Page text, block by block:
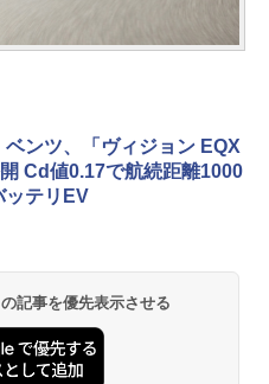
ベンツ、「ヴィジョン EQX
Cd値0.17で航続距離1000
ッテリEV
記事を優先表示させる